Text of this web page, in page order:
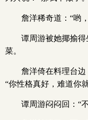
詹洋稀奇道：“哟
谭周游被她揶揄
菜。
詹洋倚在料理台边
“你性格真好，难道你
谭周游闷闷回：“